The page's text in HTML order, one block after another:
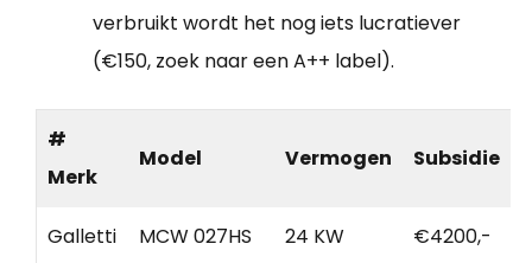
verbruikt wordt het nog iets lucratiever
(€150, zoek naar een A++ label).
#
Merk
Model Vermogen Subsidie
Galletti MCW 027HS 24 KW €4200,-